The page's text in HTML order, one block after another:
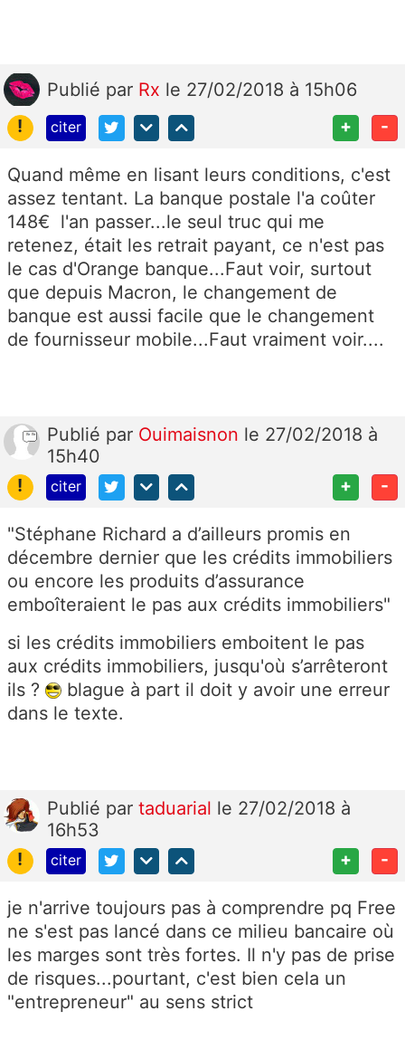
Publié par Rx le 27/02/2018 à 15h06
!
citer + -
Quand même en lisant leurs conditions, c'est
assez tentant. La banque postale l'a coûter
148€ l'an passer...le seul truc qui me
retenez, était les retrait payant, ce n'est pas
le cas d'Orange banque...Faut voir, surtout
que depuis Macron, le changement de
banque est aussi facile que le changement
de fournisseur mobile...Faut vraiment voir....
Publié par Ouimaisnon le 27/02/2018 à
15h40
!
citer + -
"Stéphane Richard a d’ailleurs promis en
décembre dernier que les crédits immobiliers
ou encore les produits d’assurance
emboîteraient le pas aux crédits immobiliers"
si les crédits immobiliers emboitent le pas
aux crédits immobiliers, jusqu'où s’arrêteront
ils ?
blague à part il doit y avoir une erreur
dans le texte.
Publié par taduarial le 27/02/2018 à
16h53
!
citer + -
je n'arrive toujours pas à comprendre pq Free
ne s'est pas lancé dans ce milieu bancaire où
les marges sont très fortes. Il n'y pas de prise
de risques...pourtant, c'est bien cela un
"entrepreneur" au sens strict